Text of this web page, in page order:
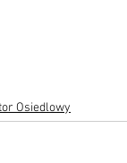
Osiedlowy